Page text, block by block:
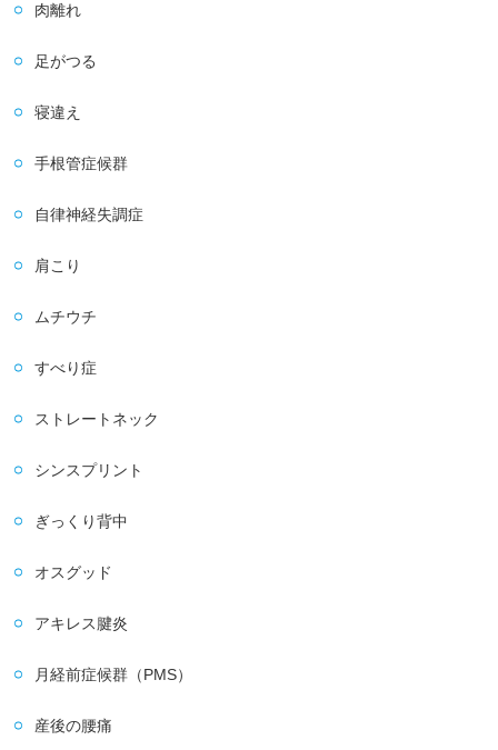
肉離れ
足がつる
寝違え
手根管症候群
自律神経失調症
肩こり
ムチウチ
すべり症
ストレートネック
シンスプリント
ぎっくり背中
オスグッド
アキレス腱炎
月経前症候群（PMS）
産後の腰痛